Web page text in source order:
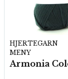
HJERTEGARN
MENY